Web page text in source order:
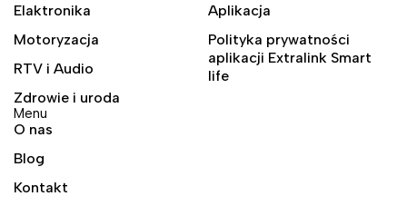
Elaktronika
Motoryzacja
RTV i Audio
Zdrowie i uroda
Aplikacja
Polityka prywatności
aplikacji Extralink Smart
life
Menu
O nas
Blog
Kontakt